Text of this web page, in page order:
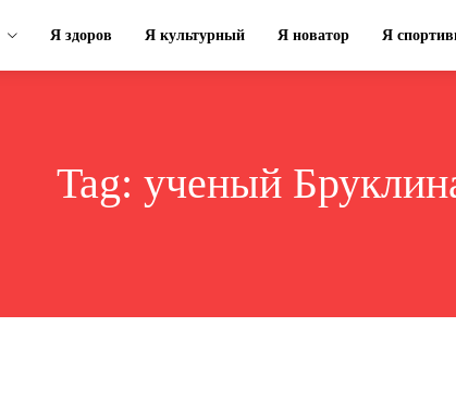
Я здоров Я культурный Я новатор Я
Tag: ученый